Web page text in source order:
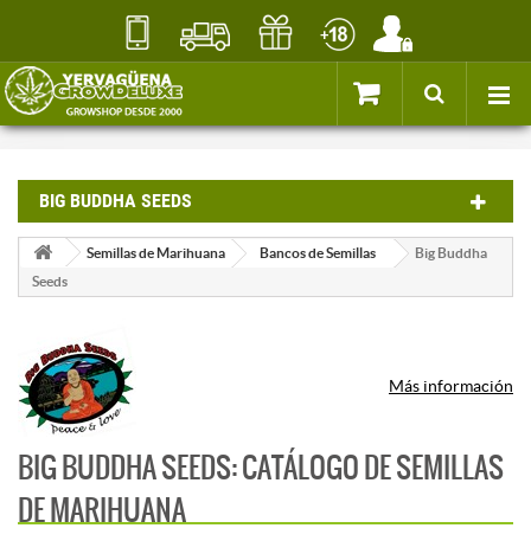
BIG BUDDHA SEEDS
Semillas de Marihuana Bancos de Semillas
Big Buddha
Seeds
BIG BUDDHA SEEDS: CATÁLOGO DE SEMILLAS
DE MARIHUANA
Más información